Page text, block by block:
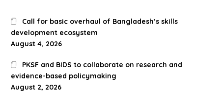
Call for basic overhaul of Bangladesh’s skills
development ecosystem
August 4, 2026
PKSF and BIDS to collaborate on research and
evidence-based policymaking
August 2, 2026